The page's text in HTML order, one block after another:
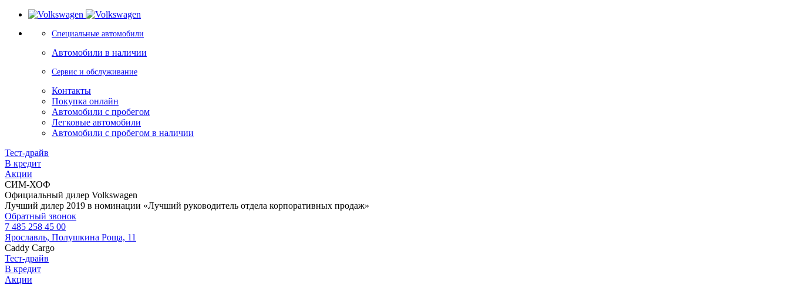
Специальные автомобили
Автомобили в наличии
Сервис и обслуживание
Контакты
Покупка онлайн
Автомобили с пробегом
Легковые автомобили
Автомобили с пробегом в наличии
Тест-драйв
В кредит
Акции
СИМ-ХОФ
Официальный дилер Volkswagen
Лучший дилер 2019 в номинации «Лучший руководитель отдела корпоративных продаж»
Обратный звонок
7 485 258 45 00
Ярославль, Полушкина Роща, 11
Caddy Cargo
Тест-драйв
В кредит
Акции